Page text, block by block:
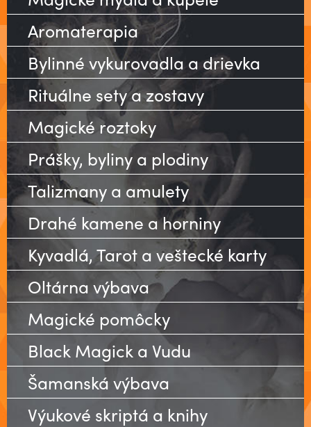
Aromaterapia
Bylinné vykurovadla a drievka
Rituálne sety a zostavy
Magické roztoky
Prášky, byliny a plodiny
Talizmany a amulety
Drahé kamene a horniny
Kyvadlá, Tarot a veštecké karty
Oltárna výbava
Magické pomôcky
Black Magick a Vudu
Šamanská výbava
Výukové skriptá a knihy